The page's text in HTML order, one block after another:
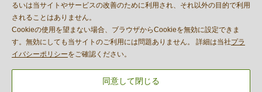
and Terms of Serviceapply.
るいは当サイトやサービスの改善のために利用され、それ以外の目的で利用
されることはありません。
Cookieの使用を望まない場合、ブラウザからCookieを無効に設定できま
す。無効にしても当サイトのご利用には問題ありません。 詳細は当社プラ
イバシーポリシーをご確認ください。
同意して閉じる